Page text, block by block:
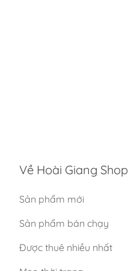
Về Hoài Giang Shop
Sản phẩm mới
Sản phẩm bán chạy
Được thuê nhiều nhất